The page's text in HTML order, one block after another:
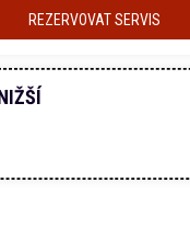
REZERVOVAT SERVIS